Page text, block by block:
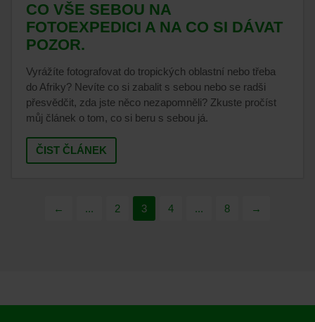
CO VŠE SEBOU NA
FOTOEXPEDICI A NA CO SI DÁVAT
POZOR.
Vyrážíte fotografovat do tropických oblastní nebo třeba
do Afriky? Nevíte co si zabalit s sebou nebo se radši
přesvědčit, zda jste něco nezapomněli? Zkuste pročíst
můj článek o tom, co si beru s sebou já.
ČIST ČLÁNEK
← ... 2 3 4 ... 8 →